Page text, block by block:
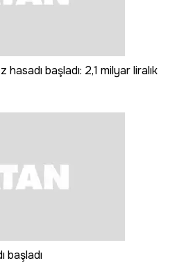
başladı: 2,1 milyar liralık
başladı